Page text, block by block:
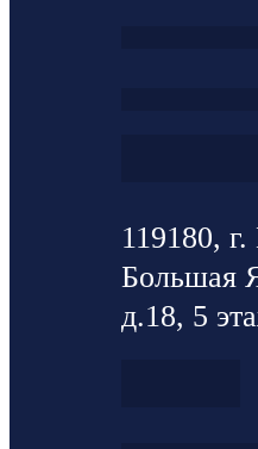
119180,
Большая
д.18, 5